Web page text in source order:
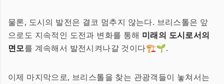
물론, 도시의 발전은 결코 멈추지 않는다. 브리스톨은 앞
으로도 지속적인 도전과 변화를 통해 미래의 도시로서의
면모를 계속해서 발전시켜나갈 것이다🏗️🌱.
이제 마지막으로, 브리스톨을 찾는 관광객들이 놓쳐서는